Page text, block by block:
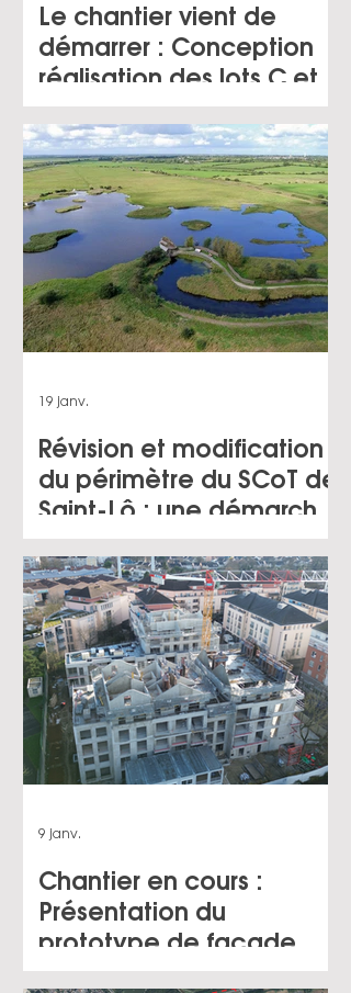
Le chantier vient de
démarrer : Conception
réalisation des lots C et F
au cœur de la ZAC
Centre-Ville de
Gennevilliers (92)
Révision et modification
du périmètre du SCoT de
Saint-Lô : une démarche
structurante pour le
territoire
19 janv.
Chantier en cours :
Présentation du
prototype de façade
pour la résidence Béarn
9 janv.